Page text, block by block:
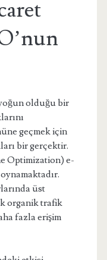
olduğu bir
geçmek için
bir gerçektir.
Optimization) e-
üst
organik trafik
fazla erişim